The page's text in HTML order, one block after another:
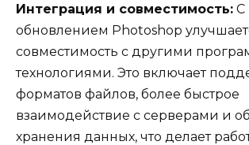
Интеграция и совместимость: С
обновлением Photoshop
совместимость с другими
технологиями. Это включает
форматов файлов, более быстрое
взаимодействие с серверами и
хранения данных, что делает